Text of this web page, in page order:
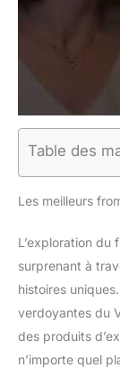
Table des
Les meilleurs
L’exploration du
surprenant à
histoires
verdoyantes du
des produits
n’importe quel